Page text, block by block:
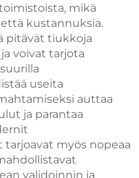
mikä
kustannuksia.
pitävät tiukkoja
voivat tarjota
useita
auttaa
ja parantaa
myös nopeaa
validoinnin ja